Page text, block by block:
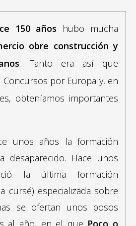
150 años hubo mucha
obre construcción y
. Tanto era así que
por Europa y, en
obteníamos importantes
unos años la formación
desaparecido. Hace unos
la última formación
cursé) especializada sobre
se ofertan unos posos
al año, en el que Poco o